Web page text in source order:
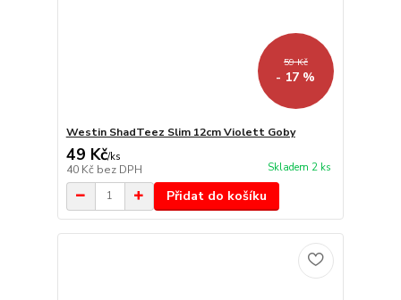
59 Kč
- 17 %
Westin ShadTeez Slim 12cm Violett Goby
49 Kč/ks
40 Kč bez DPH Skladem 2 ks
Přidat do košíku